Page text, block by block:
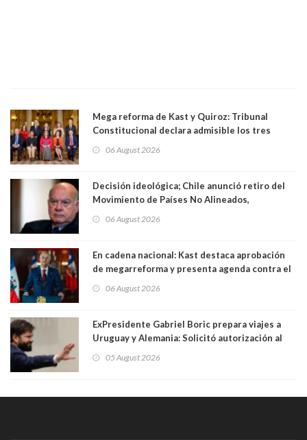
Mega reforma de Kast y Quiroz: Tribunal
Constitucional declara admisible los tres
06 August 2026
Decisión ideológica; Chile anunció retiro del
Movimiento de Países No Alineados,
1971. Excanciller Insulza lamentó decisión
06 August 2026
En cadena nacional: Kast destaca aprobación
de megarreforma y presenta agenda contra el
06 August 2026
ExPresidente Gabriel Boric prepara viajes a
Uruguay y Alemania: Solicitó autorización al
05 August 2026